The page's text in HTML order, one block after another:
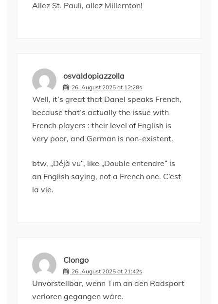
Allez St. Pauli, allez Millernton!
osvaldopiazzolla
26. August 2025 at 12:28s
Well, it’s great that Danel speaks French,
because that’s actually the issue with
French players : their level of English is
very poor, and German is non-existent.
btw, „Déjà vu“, like „Double entendre“ is
an English saying, not a French one. C’est
la vie.
Clongo
26. August 2025 at 21:42s
Unvorstellbar, wenn Tim an den Radsport
verloren gegangen wäre.